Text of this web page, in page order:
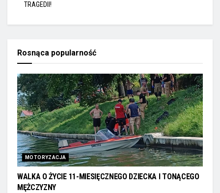
TRAGEDII!
Rosnąca popularność
MOTORYZACJA
WALKA O ŻYCIE 11-MIESIĘCZNEGO DZIECKA I TONĄCEGO
MĘŻCZYZNY